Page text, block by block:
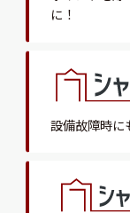
に！
設備故障時に